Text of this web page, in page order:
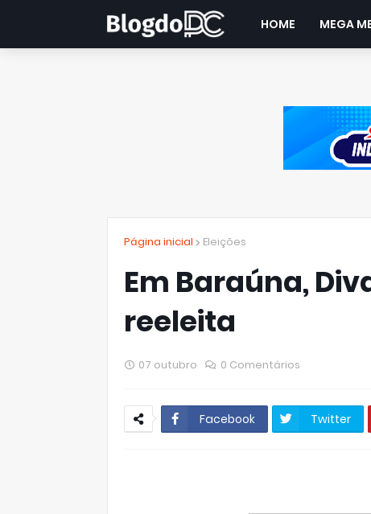
HOME MEGA
Página inicial Eleições
Em Baraúna,
reeleita
07 outubro 0 Comentários
Facebook Twitter